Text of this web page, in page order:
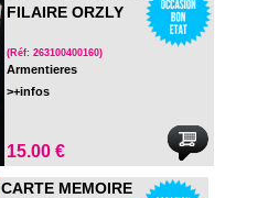
FILAIRE ORZLY
(Réf: 263100400160)
Armentieres
>+infos
15.00 €
CARTE MEMOIRE